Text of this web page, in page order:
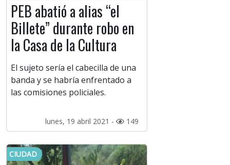
PEB abatió a alias “el
Billete” durante robo en
la Casa de la Cultura
El sujeto sería el cabecilla de una
banda y se habría enfrentado a
las comisiones policiales.
lunes, 19 abril 2021 - 149
CIUDAD